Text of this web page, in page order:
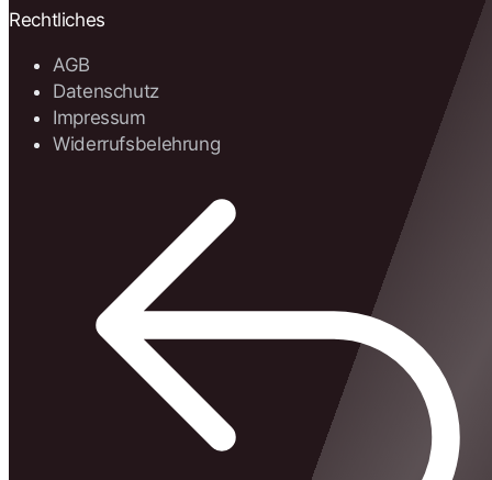
Rechtliches
AGB
Datenschutz
Impressum
Widerrufsbelehrung